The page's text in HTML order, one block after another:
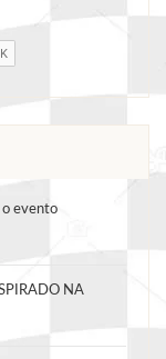
evento
NA